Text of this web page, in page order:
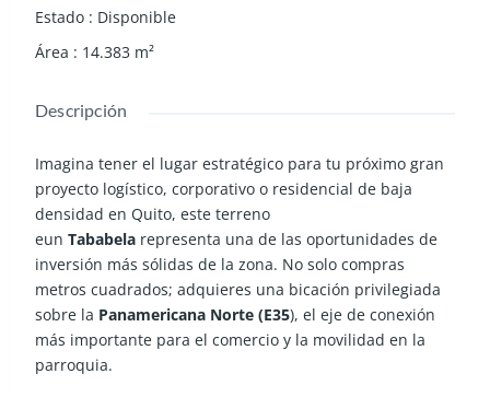
Estado : Disponible
Área : 14.383 m²
Descripción
Imagina tener el lugar estratégico para tu próximo gran
proyecto logístico, corporativo o residencial de baja
densidad en Quito, este terreno
eun Tababela representa una de las oportunidades de
inversión más sólidas de la zona. No solo compras
metros cuadrados; adquieres una bicación privilegiada
sobre la Panamericana Norte (E35), el eje de conexión
más importante para el comercio y la movilidad en la
parroquia.